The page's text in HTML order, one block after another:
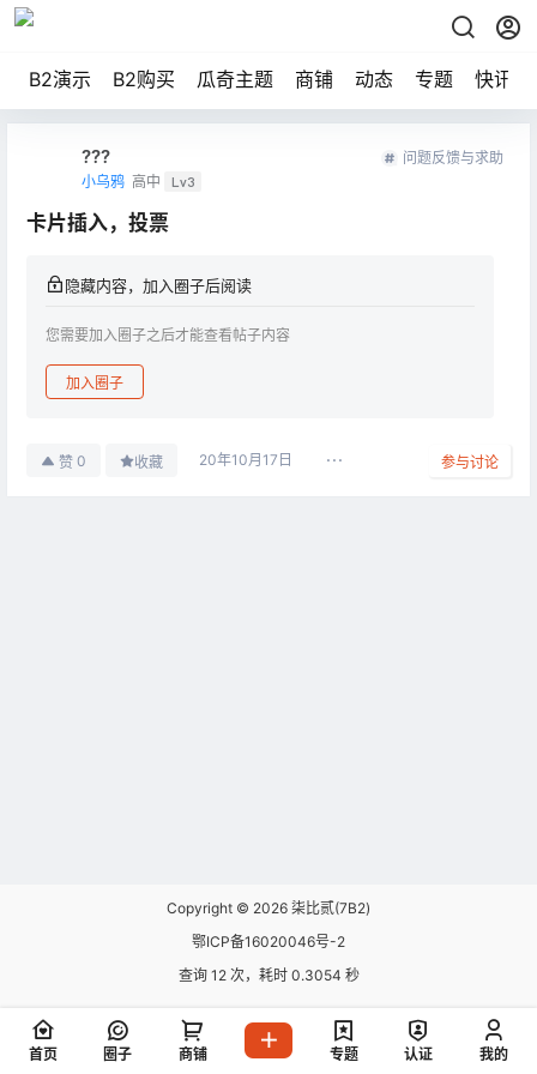
B2演示 B2购买 瓜奇主题 商铺 动态 专题 快讯
???
小乌鸦 高中 Lv3
问题反馈与求助
卡片插入，投票
隐藏内容，加入圈子后阅读
您需要加入圈子之后才能查看帖子内容
加入圈子
赞 0 收藏 20年10月17日 参与讨论
Copyright © 2026 柒比贰(7B2)
鄂ICP备16020046号-2
查询 12 次，耗时 0.3054 秒
首页 圈子 商铺 专题 认证 我的